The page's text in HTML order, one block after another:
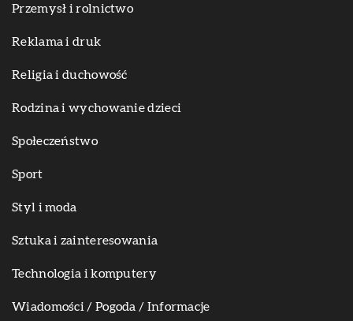
Przemysł i rolnictwo
Reklama i druk
Religia i duchowość
Rodzina i wychowanie dzieci
Społeczeństwo
Sport
Styl i moda
Sztuka i zainteresowania
Technologia i komputery
Wiadomości / Pogoda / Informacje